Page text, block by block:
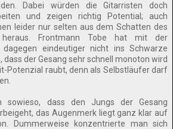
Dabei würden die Gitarristen doch
und zeigen richtig Potential; auch
leider nur selten aus dem Schatten des
heraus. Frontmann Tobe hat mit der
dagegen eindeutiger nicht ins Schwarze
der Gesang sehr schnell monoton wird
Potenzial raubt, denn als Selbstläufer darf
sowieso, dass den Jungs der Gesang
das Augenmerk liegt ganz klar auf
Dummerweise konzentrierte man sich